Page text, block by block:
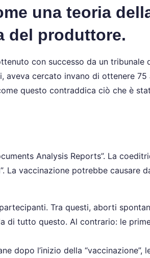
una teoria
del produttore.
con successo da un
cercato invano di ottenere
questo contraddica ciò che è
Analysis Reports”. La
vaccinazione potrebbe causare
Tra questi, aborti
di tutto questo. Al contrario: le
dopo l’inizio della